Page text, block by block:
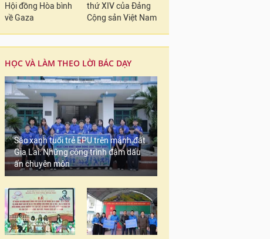
Hội đồng Hòa bình
về Gaza
thứ XIV của Đảng
Cộng sản Việt Nam
HỌC VÀ LÀM THEO LỜI BÁC DẠY
Sắc xanh tuổi trẻ EPU trên mảnh đất
Gia Lai: Những công trình đậm dấu
ấn chuyên môn